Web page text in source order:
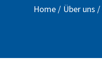
Home Über uns